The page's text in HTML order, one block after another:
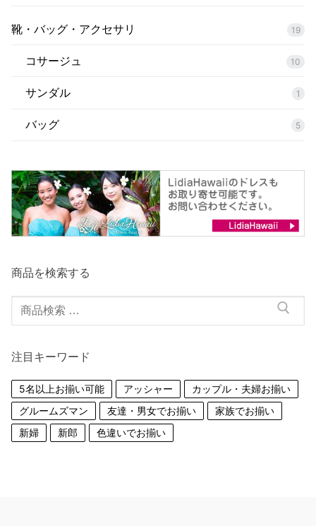
靴・バッグ・アクセサリ 19
コサージュ 10
サンダル 1
バッグ 5
商品を検索する
検
象:
注目キーワード
5名以上お揃い可能 アッシャー
カップル・夫婦お揃い
グルームズマン
友達・男女でお揃い
家族でお揃い
新婦
新郎 色違いでお揃い